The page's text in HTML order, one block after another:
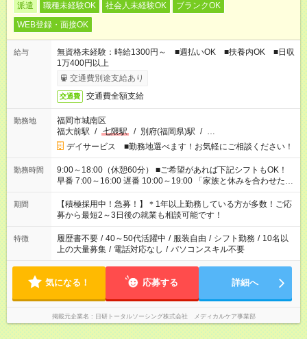
派遣 職種未経験OK 社会人未経験OK
ブランクOK
WEB登録・面接OK
給与
無資格未経験：時給1300円～ ■週払いOK ■扶養内OK ■日収
1万400円以上
交通費別途支給あり
交通費 交通費全額支給
勤務地
福岡市城南区
福大前駅 / 七隈駅 / 別府(福岡県)駅 / …
デイサービス ■勤務地選べます！お気軽にご相談ください！
勤務時間
9:00～18:00（休憩60分） ■ご希望があれば下記シフトもOK！
早番 7:00～16:00 遅番 10:00～19:00 「家族と休みを合わせた
い」 「余裕を持って夕飯の準備がしたい」 「できれば残業はし
たくない」 など、ご希望を教えてくださいね。 ※Wワーク希望
の方へ 今ご覧のお仕事で希望する勤務時間と、もう1つのお仕事
の勤務時間。 合計で週40時間を超える場合は応募できません。
期間
【積極採用中！急募！】＊1年以上勤務している方が多数！ご応
募から最短2～3日後の就業も相談可能です！
特徴 履歴書不要 / 40～50代活躍中 / 服装自由 / シフト勤務 / 10名以
上の大量募集 / 電話対応なし / パソコンスキル不要
気になる！ 応募する 詳細へ
掲載元企業名 日研トータルソーシング株式会社 メディカルケア事業部